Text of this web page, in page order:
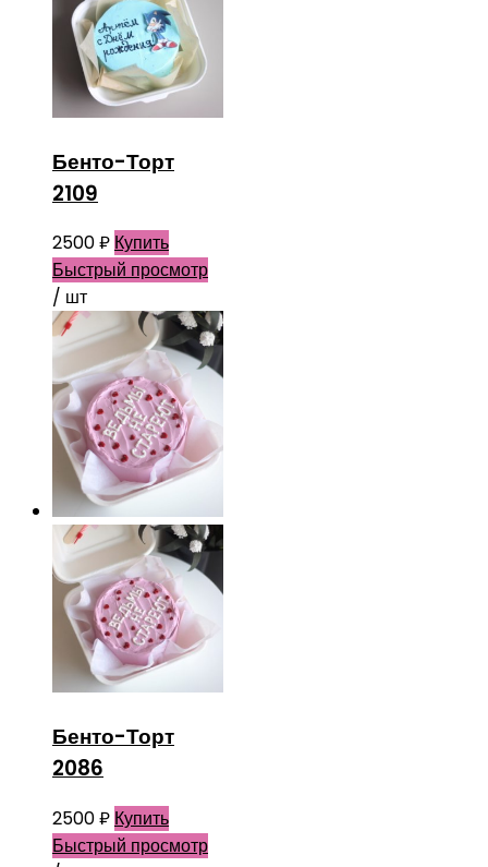
Бенто-Торт
2109
2500₽ Купить
Быстрый просмотр
/ шт
Бенто-Торт
2086
2500₽ Купить
Быстрый просмотр